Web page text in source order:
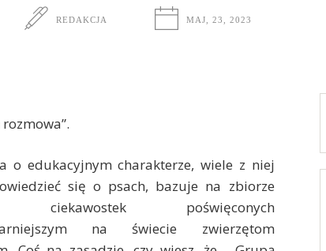
REDAKCJA MAJ, 23, 2023
o edukacyjnym charakterze, wiele z niej
się o psach, bazuje na zbiorze
ciekawostek poświęconych
na świecie zwierzętom